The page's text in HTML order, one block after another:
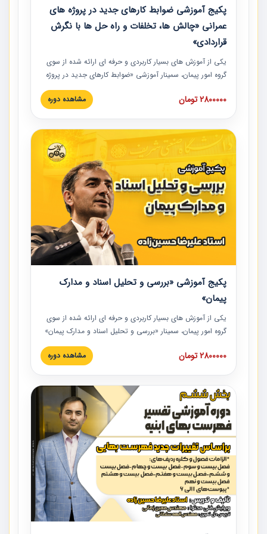
پکیج آموزشی ضوابط کارهای جدید در پروژه های
عمرانی «چالش ها، تخلفات و راه حل ها با نگرش
قراردادی»
یکی از آموزش‏‏‏‏‏‏ های بسیار کاربردی و حرفه‏ ای ارائه شده از سوی
گروه امور پیمان، سمینار آموزشی «ضوابط کارهای جدید در پروژه
های عمرانی» چالش ها، تخلفات و راه حل ها با نگرش قراردادی
است که در محل سندیکای شرکت های ساختمانی کشور ارائه شد.
مدارک پیمان به همراه تجربیات عملی ارائه شده است.
2800000 تومان مشاهده دوره
پکیج آموزشی «بررسی و تحلیل اسناد و مدارک
پیمان»
یکی از آموزش‏‏‏‏‏‏ های بسیار کاربردی و حرفه‏ ای ارائه شده از سوی
گروه امور پیمان، سمینار «بررسی و تحلیل اسناد و مدارک پیمان»
است که در دانشگاه صنعتی شریف ارائه شد. در این آموزش
نکات کلیدی مربوط به اسناد و مدارک پیمان، اولویت بندی اسناد
پیمان به همراه تجربیات عملی در این خصوص ارائه شده است.
2800000 تومان مشاهده دوره